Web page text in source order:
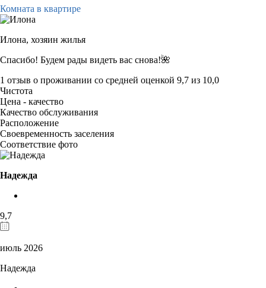
Комната в квартире
Илона, хозяин жилья
Спасибо! Будем рады видеть вас снова!🌺
1 отзыв о проживании со средней оценкой 9,7 из 10,0
Чистота
Цена - качество
Качество обслуживания
Расположение
Своевременность заселения
Соответствие фото
Надежда
9,7
июль 2026
Надежда